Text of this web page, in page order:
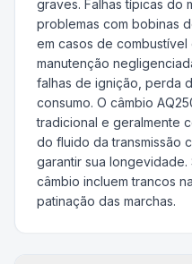
graves. Falhas típicas do
problemas com bobinas
em casos de
manutenção
falhas de ignição, perda
consumo. O câmbio
tradicional e geralmente
do fluido da transmissão
garantir sua
câmbio incluem trancos
patinação das marchas.